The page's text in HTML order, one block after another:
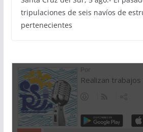
tripulaciones de seis navíos de
pertenecientes